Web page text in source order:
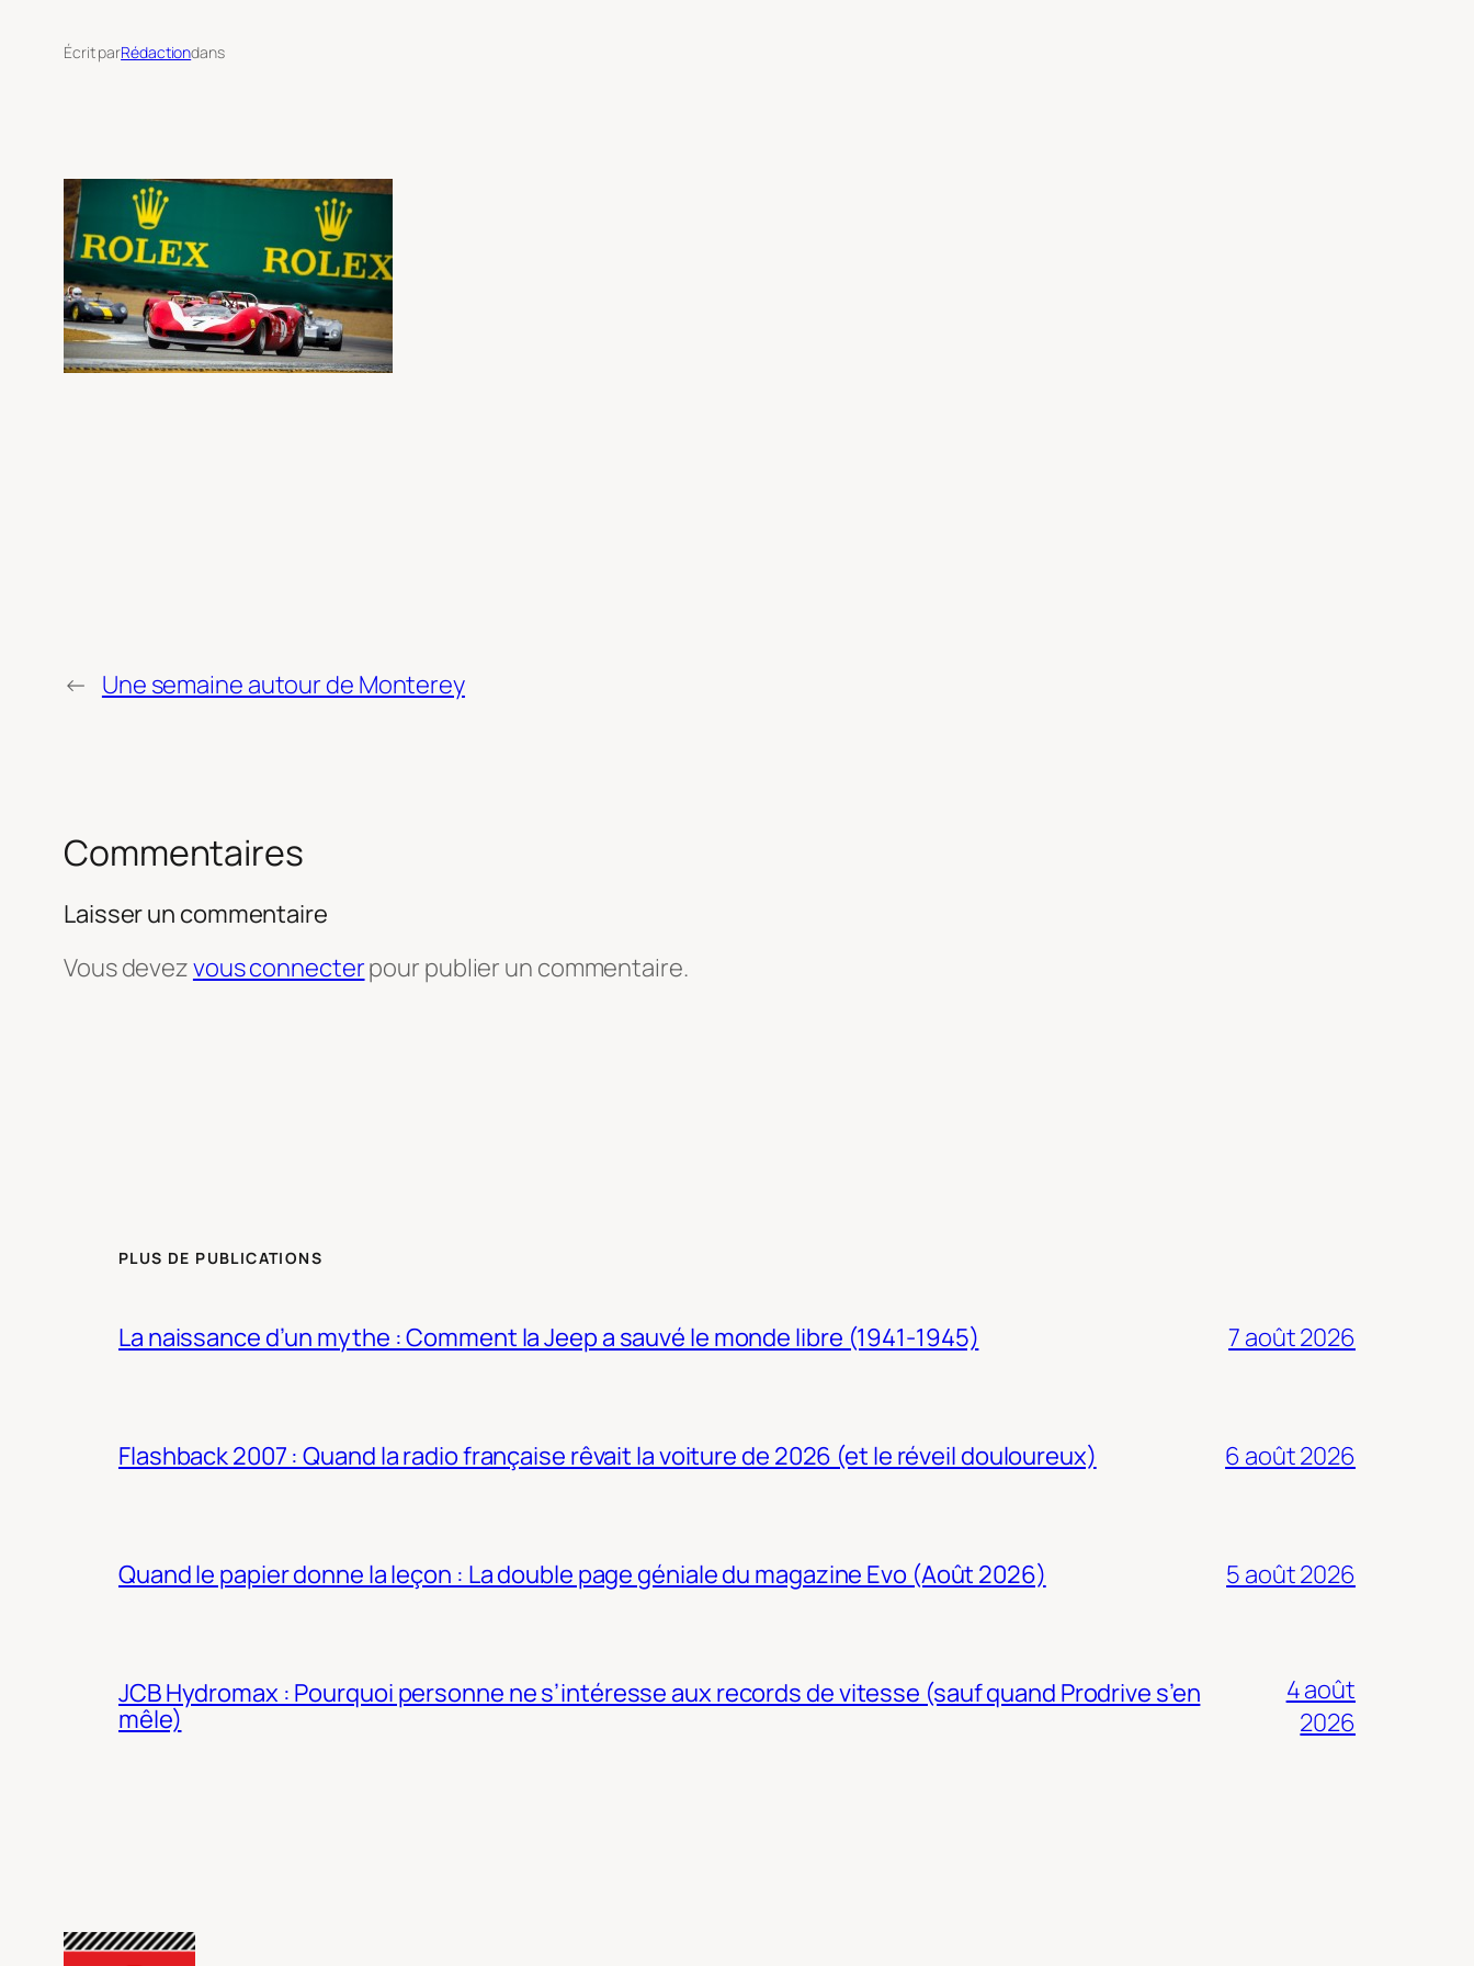
Écrit parRédactiondans
← Une semaine autour de Monterey
Commentaires
Laisser un commentaire
Vous devezvous connecterpour publier un commentaire.
PLUS DE PUBLICATIONS
La naissance d’un mythe : Comment la Jeep a sauvé le monde libre (1941-1945) 7 août 2026
Flashback 2007 : Quand la radio française rêvait la voiture de 2026 (et le réveil douloureux) 6 août 2026
Quand le papier donne la leçon : La double page géniale du magazine Evo (Août 2026) 5 août 2026
JCB Hydromax : Pourquoi personne ne s’intéresse aux records de vitesse (sauf quand Prodrive s’en
mêle)
4 août
2026